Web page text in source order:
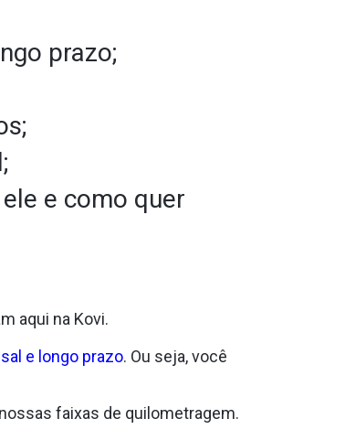
prazo;
e como quer
aqui na Kovi.
e longo prazo. Ou seja, você
faixas de quilometragem.